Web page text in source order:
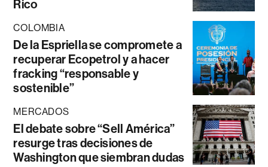
Rico
COLOMBIA
De la Espriella se compromete a
recuperar Ecopetrol y a hacer
fracking “responsable y
sostenible”
MERCADOS
El debate sobre “Sell América”
resurge tras decisiones de
Washington que siembran dudas